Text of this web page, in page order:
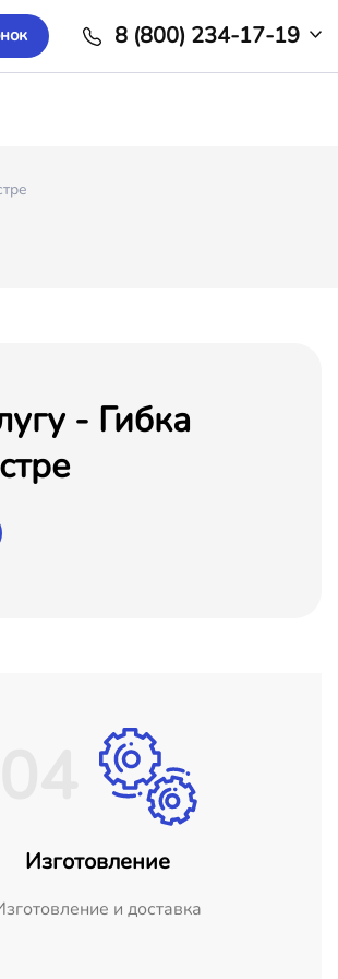
8 (800) 234-17-19
- Гибка
Изготовление
и доставка